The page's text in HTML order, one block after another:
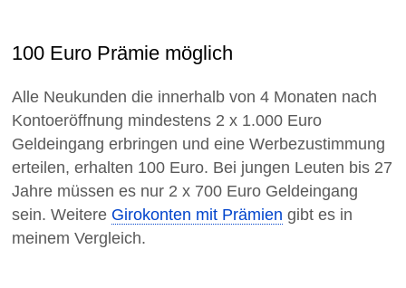
100 Euro Prämie möglich
Alle Neukunden die innerhalb von 4 Monaten nach
Kontoeröffnung mindestens 2 x 1.000 Euro
Geldeingang erbringen und eine Werbezustimmung
erteilen, erhalten 100 Euro. Bei jungen Leuten bis 27
Jahre müssen es nur 2 x 700 Euro Geldeingang
sein. Weitere Girokonten mit Prämien gibt es in
meinem Vergleich.